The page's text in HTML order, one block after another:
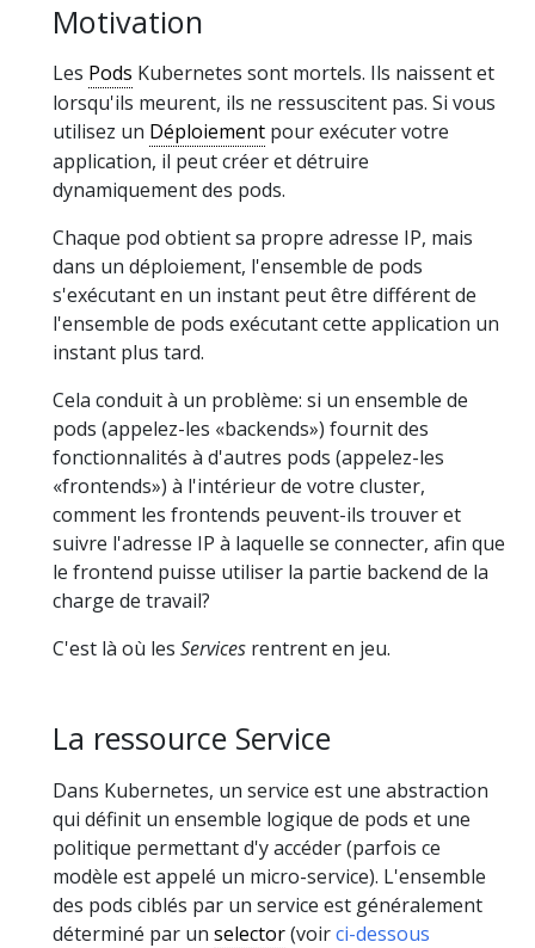
Motivation
Les Pods Kubernetes sont mortels. Ils naissent et
lorsqu'ils meurent, ils ne ressuscitent pas. Si vous
utilisez un Déploiement pour exécuter votre
application, il peut créer et détruire
dynamiquement des pods.
Chaque pod obtient sa propre adresse IP, mais
dans un déploiement, l'ensemble de pods
s'exécutant en un instant peut être différent de
l'ensemble de pods exécutant cette application un
instant plus tard.
Cela conduit à un problème: si un ensemble de
pods (appelez-les «backends») fournit des
fonctionnalités à d'autres pods (appelez-les
«frontends») à l'intérieur de votre cluster,
comment les frontends peuvent-ils trouver et
suivre l'adresse IP à laquelle se connecter, afin que
le frontend puisse utiliser la partie backend de la
charge de travail?
C'est là où les Services rentrent en jeu.
La ressource Service
Dans Kubernetes, un service est une abstraction
qui définit un ensemble logique de pods et une
politique permettant d'y accéder (parfois ce
modèle est appelé un micro-service). L'ensemble
des pods ciblés par un service est généralement
déterminé par un selector(voirci-dessous